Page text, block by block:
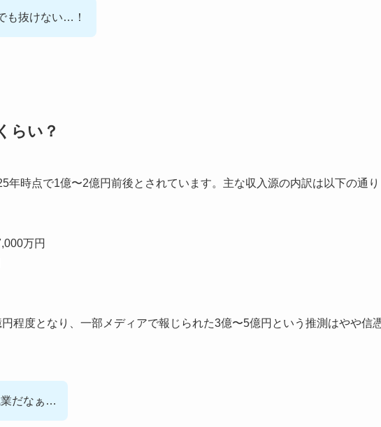
も抜けない…！
らい？
年時点で1億〜2億円前後とされています。主な収入源の内訳は以下の通り
万円
程度となり、一部メディアで報じられた3億〜5億円という推測はやや信
業だなぁ…